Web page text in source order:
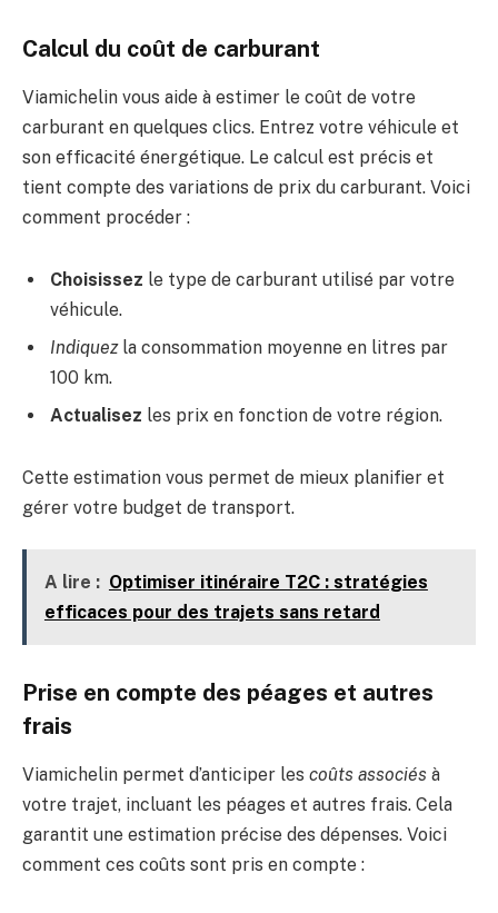
Calcul du coût de carburant
Viamichelin vous aide à estimer le coût de votre
carburant en quelques clics. Entrez votre véhicule et
son efficacité énergétique. Le calcul est précis et
tient compte des variations de prix du carburant. Voici
comment procéder :
Choisissez le type de carburant utilisé par votre
véhicule.
Indiquezla consommation moyenne en litres par
100 km.
Actualisez les prix en fonction de votre région.
Cette estimation vous permet de mieux planifier et
gérer votre budget de transport.
A lire : Optimiser itinéraire T2C : stratégies
efficaces pour des trajets sans retard
Prise en compte des péages et autres
frais
Viamichelin permet d’anticiper les coûts associés à
votre trajet, incluant les péages et autres frais. Cela
garantit une estimation précise des dépenses. Voici
comment ces coûts sont pris en compte :